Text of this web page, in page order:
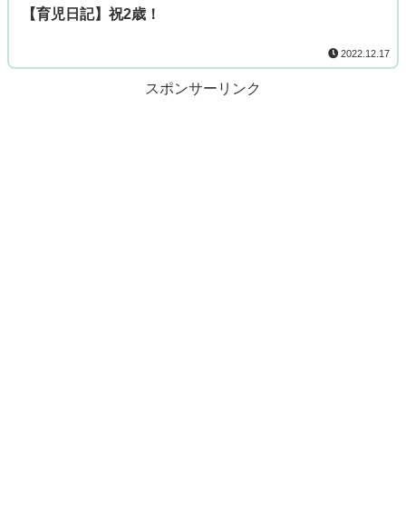
【育児日記】祝2歳！
2022.12.17
スポンサーリンク